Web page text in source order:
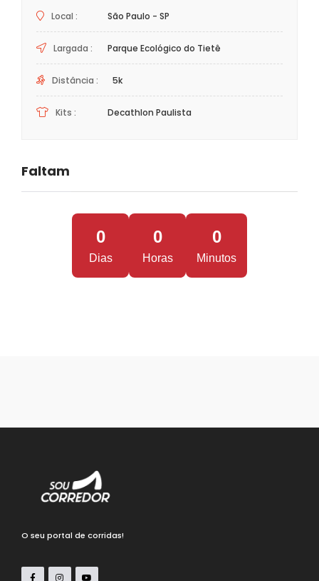
Local : São Paulo - SP
Largada : Parque Ecológico do Tietê
Distância : 5k
Kits : Decathlon Paulista
Faltam
0
Dias
0
Horas
0
Minutos
O seu portal de corridas!